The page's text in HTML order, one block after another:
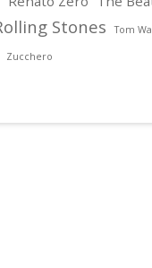
Stones Tom
Zucchero